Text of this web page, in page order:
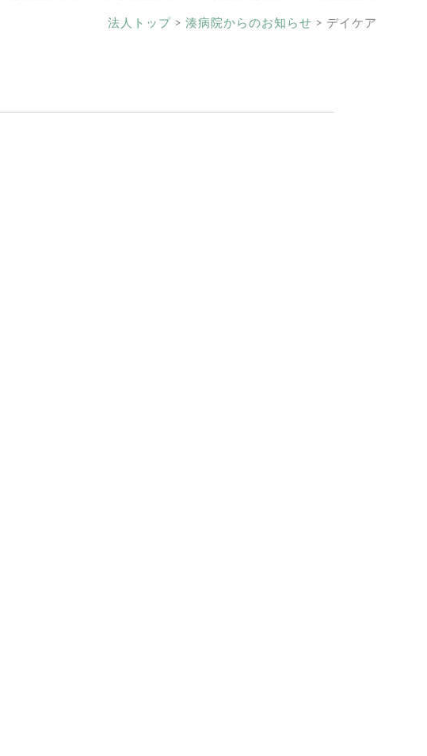
法人トップ > 湊病院からのお知らせ > デイケア